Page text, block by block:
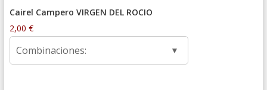
Cairel Campero VIRGEN DEL ROCIO
2,00 €
Combinaciones: